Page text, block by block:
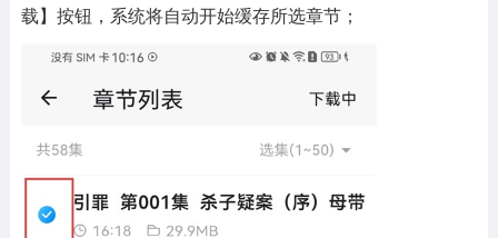
载】按钮，系统将自动开始缓存所选章节；